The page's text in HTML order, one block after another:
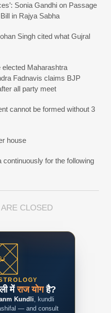
Sonia Gandhi on Passage
in Rajya Sabha
Singh cited what Gujral
elected Maharashtra
Fadnavis claims BJP
all party meet
cannot be formed without 3
house
continuously for the following
CLOSED
मेंराज योगहै?
Kundli, kundli
— and consult